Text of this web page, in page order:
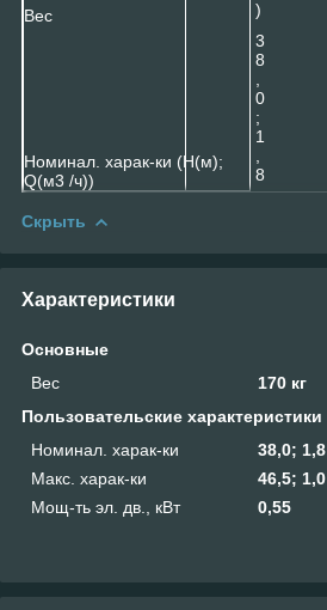
Вес
)
Номинал. харак-ки (Н(м);
Q(м3 /ч))
3
8
0
;
1
8
Скрыть
Характеристики
Основные
Вес
170 кг
Пользовательские характеристики
Номинал. харак-ки
38,0; 1,8
Макс. харак-ки
46,5; 1,0
Мощ-ть эл. дв., кВт
0,55